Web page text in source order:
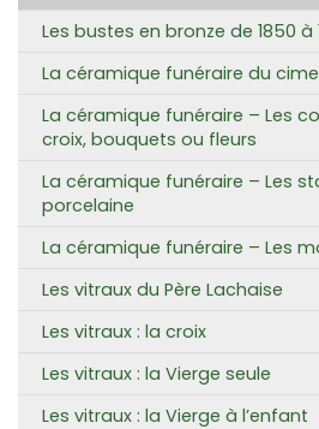
Les bustes en bronze de 1850 à
La céramique funéraire du
La céramique funéraire – Les
croix, bouquets ou fleurs
La céramique funéraire – Les
porcelaine
La céramique funéraire – Les
Les vitraux du Père Lachaise
Les vitraux : la croix
Les vitraux : la Vierge seule
Les vitraux : la Vierge à l’enfant